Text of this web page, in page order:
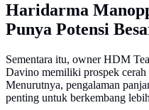
Haridarma
Punya Potensi
Sementara itu, owner HDM
Davino memiliki prospek cerah
Menurutnya, pengalaman
penting untuk berkembang